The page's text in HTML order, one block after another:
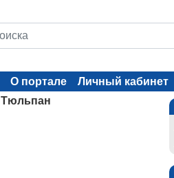
О портале
Личный кабинет
Тюльпан